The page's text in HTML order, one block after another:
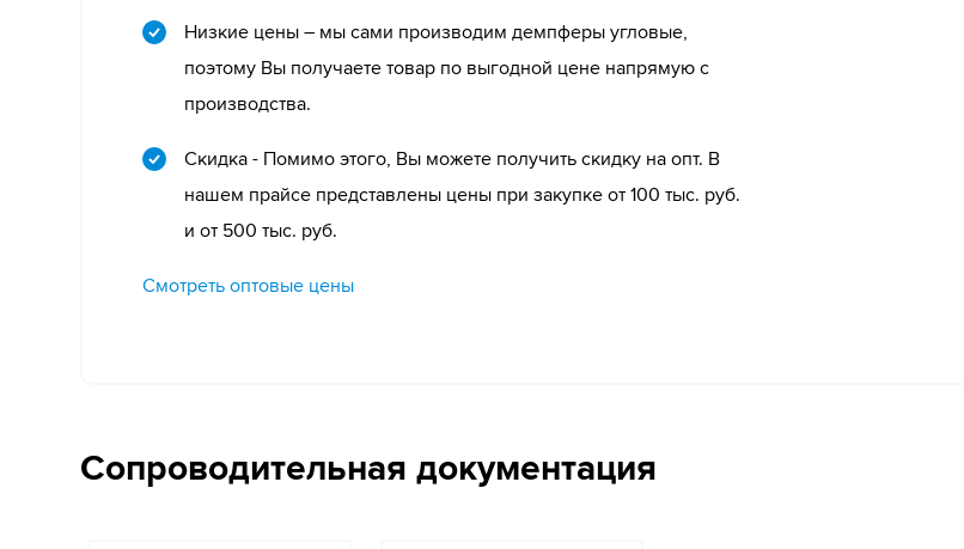
Низкие цены – мы сами производим демпферы угловые,
поэтому Вы получаете товар по выгодной цене напрямую с
производства.
Скидка - Помимо этого, Вы можете получить скидку на опт. В
нашем прайсе представлены цены при закупке от 100 тыс. руб.
и от 500 тыс. руб.
Смотреть оптовые цены
Сопроводительная документация